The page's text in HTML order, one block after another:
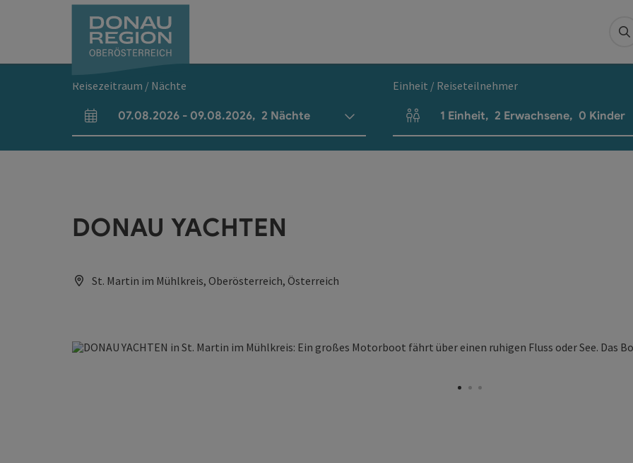
Reisezeitraum / Nächte
An- und Abreisefelder
07.08.2026 - 09.08.2026, 2 Nächte
Einheit / Reiseteilnehmer
Einheitenanzahl und Personenfelder
1 Einheit, 2 Erwachsene, 0 Kinder
DONAU YACHTEN
St. Martin im Mühlkreis, Oberösterreich, Österreich